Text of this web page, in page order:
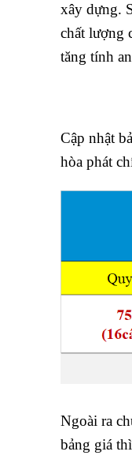
xây dựng.
chất lượng
tăng tính
Cập nhật
hòa phát
Ngoài ra
bảng giá